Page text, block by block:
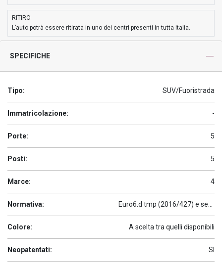
RITIRO
L’auto potrà essere ritirata in uno dei centri presenti in tutta Italia.
SPECIFICHE
Tipo: SUV/Fuoristrada
Immatricolazione: -
Porte: 5
Posti: 5
Marce: 4
Normativa:
Colore: A scelta tra quelli disponibili
Neopatentati: SI